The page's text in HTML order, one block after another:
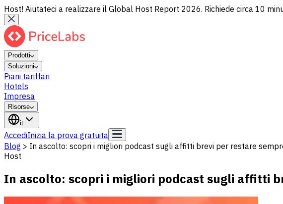
Host! Aiutateci a realizzare il Global Host Report 2026. Richiede circa 10
Prodotti
Soluzioni
Piani tariffari
Hotels
Impresa
Risorse
it
AccediInizia la prova gratuita
Blog > In ascolto: scopri i migliori podcast sugli affitti brevi per restare
Host
In ascolto: scopri i migliori podcast sugli affitti